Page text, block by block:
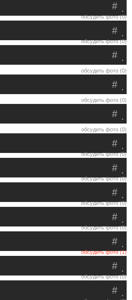
.
#
обсудить фото (0)
.
#
обсудить фото (0)
.
#
обсудить фото (0)
.
#
обсудить фото (0)
.
#
обсудить фото (0)
.
#
обсудить фото (0)
.
#
обсудить фото (0)
.
#
обсудить фото (0)
.
#
обсудить фото (0)
.
#
обсудить фото (1)
.
#
обсудить фото (0)
.
#